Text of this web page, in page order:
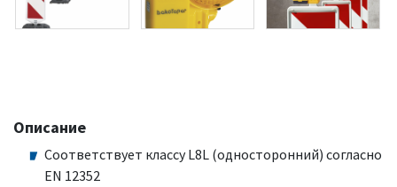
Описание
Соответствует классу L8L (односторонний) согласно
EN 12352